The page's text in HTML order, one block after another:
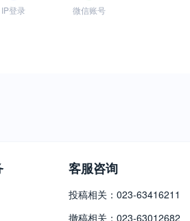
IP登录 微信账号
客服咨询
投稿相关：023-63416211
撤稿相关：023-63012682